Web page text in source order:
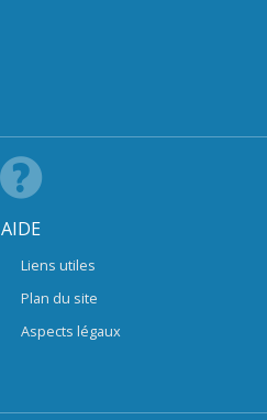
AIDE
Liens utiles
Plan du site
Aspects légaux